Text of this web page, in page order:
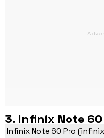
3. Infinix Note 60
Infinix Note 60 Pro